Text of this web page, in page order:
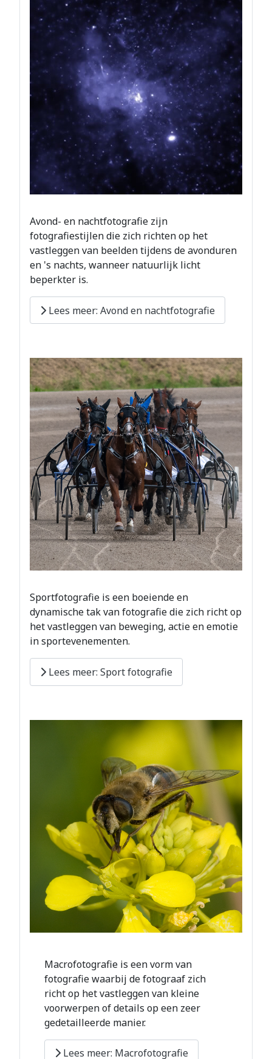
Avond- en nachtfotografie zijn
fotografiestijlen die zich richten op het
vastleggen van beelden tijdens de avonduren
en 's nachts, wanneer natuurlijk licht
beperkter is.
Lees meer: Avond en nachtfotografie
Sportfotografie is een boeiende en
dynamische tak van fotografie die zich richt op
het vastleggen van beweging, actie en emotie
in sportevenementen.
Lees meer: Sport fotografie
Macrofotografie is een vorm van
fotografie waarbij de fotograaf zich
richt op het vastleggen van kleine
voorwerpen of details op een zeer
gedetailleerde manier.
Lees meer: Macrofotografie